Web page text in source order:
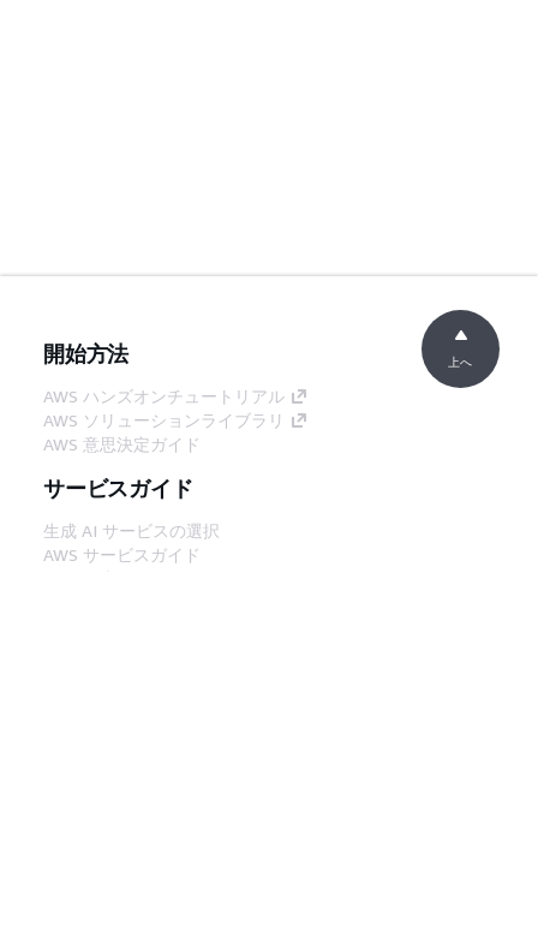
開始方法
AWS ハンズオンチュートリアル
AWS ソリューションライブラリ
AWS 意思決定ガイド
サービスガイド
生成 AI サービスの選択
AWS サービスガイド
上へ